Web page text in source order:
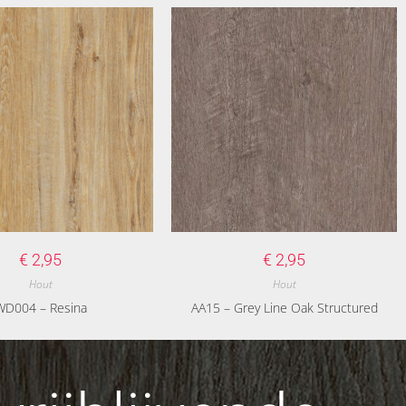
€ 2,95
Hout
– Resina
€ 2,95
Hout
AA15 – Grey Line Oak Structured